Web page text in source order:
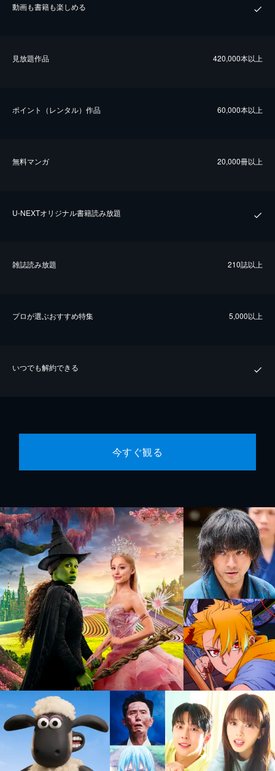
動画も書籍も楽しめる
⾒放題作品 420,000本以上
ポイント（レンタル）作品 60,000本以上
無料マンガ 20,000冊以上
U-NEXTオリジナル書籍読み放題
雑誌読み放題 210誌以上
プロが選ぶおすすめ特集 5,000以上
いつでも解約できる
今すぐ観る